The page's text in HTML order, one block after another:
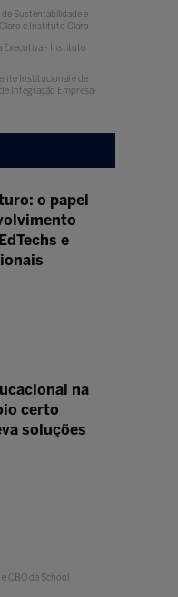
Sustentabilidade e
e Instituto Claro
Executiva - Instituto
Institucional e de
Integração Empresa-
o papel
e
na
certo
soluções
CBO da School